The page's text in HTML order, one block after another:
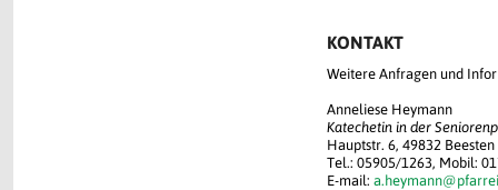
KONTAKT
Weitere Anfragen und
Anneliese Heymann
Katechetin in der
Hauptstr. 6, 49832 Beesten
Tel.: 05905/1263, Mobil:
E-mail: